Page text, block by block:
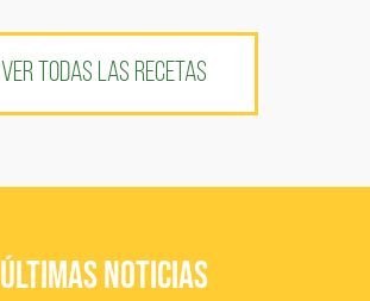
VER TODAS LAS RECETAS
ÚLTIMAS NOTICIAS